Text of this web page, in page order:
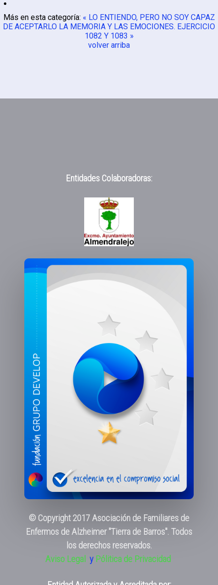
Más en esta categoría: « LO ENTIENDO, PERO NO SOY CAPAZ
DE ACEPTARLO LA MEMORIA Y LAS EMOCIONES. EJERCICIO
1082 Y 1083 »
volver arriba
Entidades Colaboradoras:
© Copyright 2017 Asociación de Familiares de
Enfermos de Alzheimer "Tierra de Barros". Todos
los derechos reservados.
Aviso Legal y Pólitica de Privacidad